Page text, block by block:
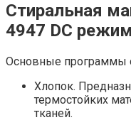
Стиральная
4947 DC
Основные программы
Хлопок.
термостойких
тканей.